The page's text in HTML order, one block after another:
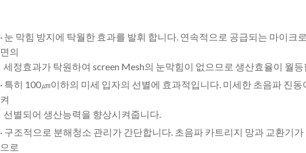
· 눈 막힘 방지에 탁월한 효과를 발휘 합니다. 연속적으로 공급되는 마이크
면의
세정효과가 탁원하여 screen Mesh의 눈막힘이 없으므로 생산효율이 월
· 특히 100㎛이하의 미세 입자의 선별에 효과적입니다. 미세한 초음파 진
켜
선별되어 생산능력을 향상시켜줍니다.
· 구조적으로 분해청소 관리가 간단합니다. 초음파 카트리지 망과 교환기
으로